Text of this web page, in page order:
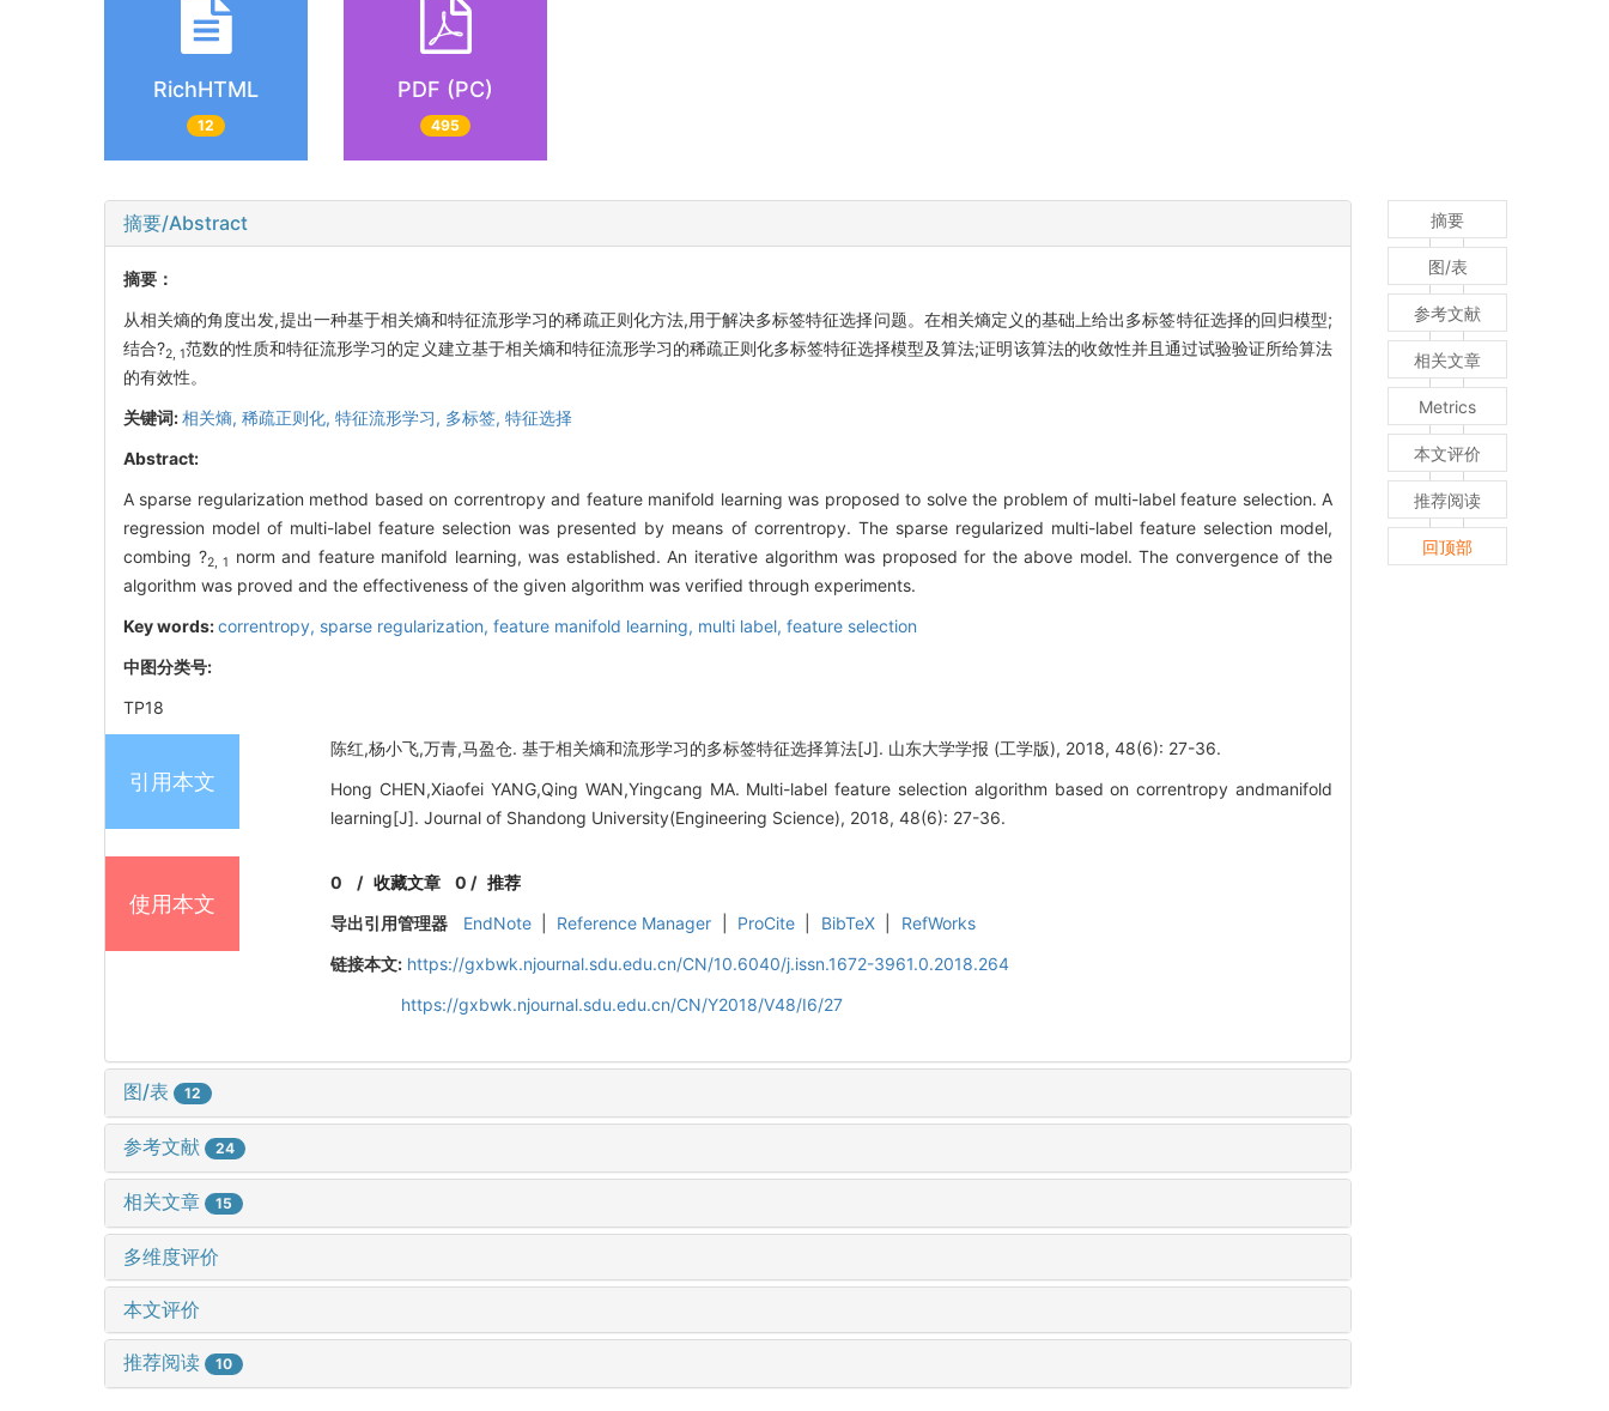
RichHTML
12
PDF (PC)
495
摘要/Abstract
摘要：
从相关熵的角度出发,提出一种基于相关熵和特征流形学习的稀疏正则化方法,用于解决多标签特征选择问题。在相关熵定义的基础上给出多标签特征选择的回归模型;
结合?2, 1范数的性质和特征流形学习的定义建立基于相关熵和特征流形学习的稀疏正则化多标签特征选择模型及算法;证明该算法的收敛性并且通过试验验证所给算法
的有效性。
关键词:相关熵, 稀疏正则化, 特征流形学习, 多标签, 特征选择
Abstract:
A sparse regularization method based on correntropy and feature manifold learning was proposed to solve the problem of multi-label feature selection. A
regression model of multi-label feature selection was presented by means of correntropy. The sparse regularized multi-label feature selection model,
combing ?2, 1
norm and feature manifold learning, was established. An iterative algorithm was proposed for the above model. The convergence of the
algorithm was proved and the effectiveness of the given algorithm was verified through experiments.
Key words:correntropy, sparse regularization, feature manifold learning, multi label, feature selection
中图分类号:
TP18
引用本文
陈红,杨小飞,万青,马盈仓. 基于相关熵和流形学习的多标签特征选择算法[J]. 山东大学学报 (工学版), 2018, 48(6): 27-36.
Hong CHEN,Xiaofei YANG,Qing WAN,Yingcang MA. Multi-label feature selection algorithm based on correntropy andmanifold
learning[J]. Journal of Shandong University(Engineering Science), 2018, 48(6): 27-36.
使用本文
0 /收藏文章 0 / 推荐
导出引用管理器
EndNote Reference Manager ProCite BibTeX
RefWorks
链接本文: https://gxbwk.njournal.sdu.edu.cn/CN/10.6040/j.issn.1672-3961.0.2018.264
https://gxbwk.njournal.sdu.edu.cn/CN/Y2018/V48/I6/27
图/表 12
参考文献 24
相关文章 15
多维度评价
本文评价
推荐阅读 10
摘要
图/表
参考文献
相关文章
Metrics
本文评价
推荐阅读
回顶部